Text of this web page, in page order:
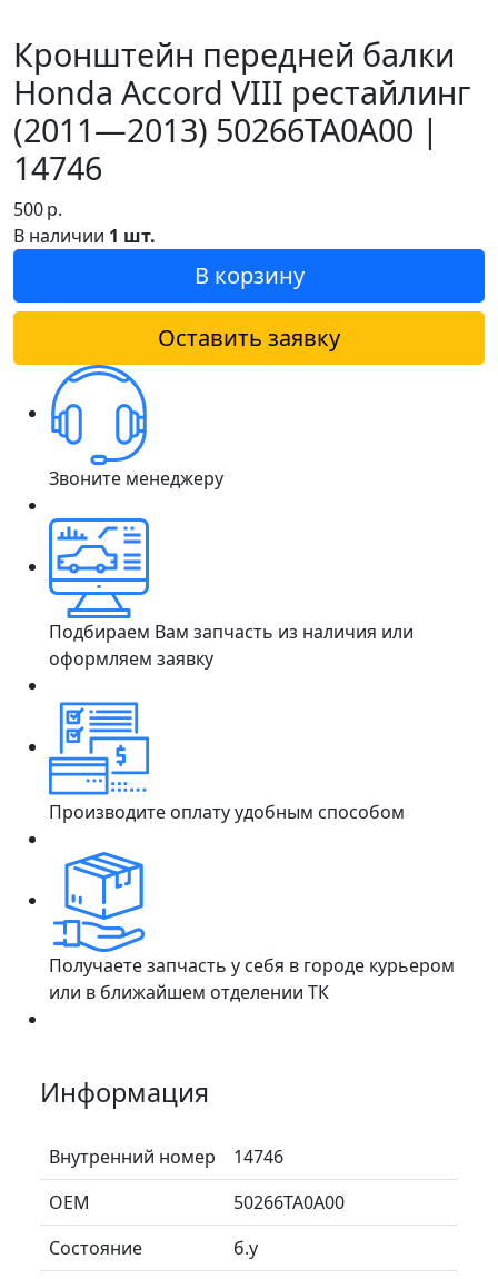
Кронштейн передней балки
Honda Accord VIII рестайлинг
(2011—2013) 50266TA0A00 |
14746
500р.
В наличии 1 шт.
В корзину
Оставить заявку
Звоните менеджеру
Подбираем Вам запчасть из наличия или
оформляем заявку
Производите оплату удобным способом
Получаете запчасть у себя в городе курьером
или в ближайшем отделении ТК
Информация
Внутренний номер
14746
ОЕМ
50266TA0A00
Состояние
б.у